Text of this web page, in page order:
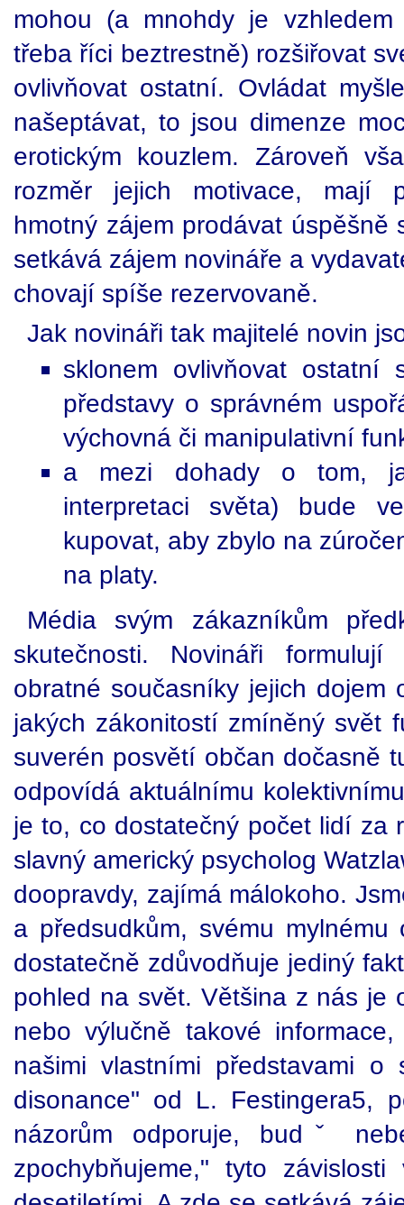
mohou (a mnohdy je
třeba říci beztrestně) rozšiřovat
ovlivňovat ostatní. Ovládat
našeptávat, to jsou dimenze
erotickým kouzlem. Zároveň
rozměr jejich motivace, mají
hmotný zájem prodávat
setkává zájem novináře a
chovají spíše rezervovaně.
Jak novináři tak majitelé novin
sklonem ovlivňovat
představy o správném
výchovná či manipulativní
a mezi dohady o tom,
interpretaci světa) bude
kupovat, aby zbylo na
na platy.
Média svým zákazníkům
skutečnosti. Novináři
obratné současníky jejich dojem
jakých zákonitostí zmíněný svět
suverén posvětí občan dočasně
odpovídá aktuálnímu
je to, co dostatečný počet lidí za
slavný americký psycholog
doopravdy, zajímá málokoho.
a předsudkům, svému
dostatečně zdůvodňuje jediný
pohled na svět. Většina z nás je
nebo výlučně takové
našimi vlastními představami o
disonance" od L. Festingera5,
názorům odporuje, budˇ
zpochybňujeme," tyto